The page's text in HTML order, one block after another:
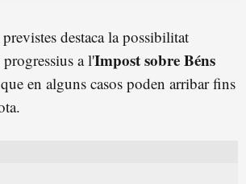
destaca la possibilitat
a l'Impost sobre Béns
en alguns casos poden arribar fins